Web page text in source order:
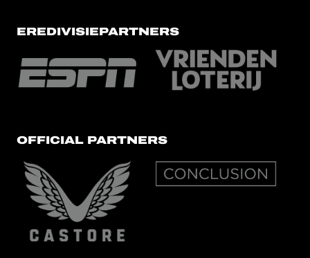
EREDIVISIEPARTNERS
OFFICIAL PARTNERS